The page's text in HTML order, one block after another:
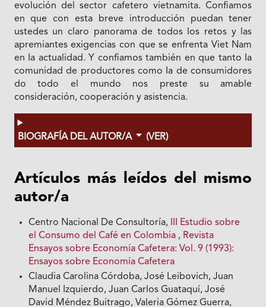
evolución del sector cafetero vietnamita. Confiamos
en que con esta breve introducción puedan tener
ustedes un claro panorama de todos los retos y las
apremiantes exigencias con que se enfrenta Viet Nam
en Ia actualidad. Y confiamos también en que tanto Ia
comunidad de productores como Ia de consumidores
do todo el mundo nos preste su amable
consideración, cooperación y asistencia.
BIOGRAFÍA DEL AUTOR/A (VER)
Artículos más leídos del mismo
autor/a
Centro Nacional De Consultoría,
III Estudio sobre
el Consumo del Café en Colombia , Revista
Ensayos sobre Economía Cafetera: Vol. 9 (1993):
Ensayos sobre Economía Cafetera
Claudia Carolina Córdoba, José Leibovich, Juan
Manuel Izquierdo, Juan Carlos Guataquí, José
David Méndez Buitrago, Valeria Gómez Guerra,